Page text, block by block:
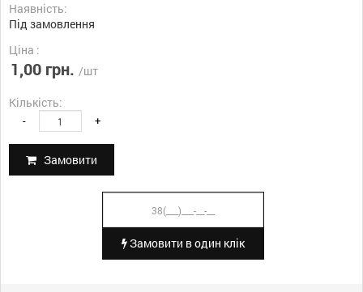
Наявність:
Під замовлення
Ціна :
1,00 грн. /шт
Кількість:
- +
Замовити
Замовити в один клік